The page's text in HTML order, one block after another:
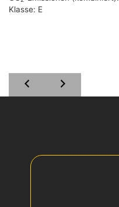
Klasse: E